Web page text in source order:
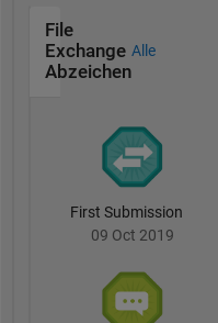
File
Exchange
Abzeichen
Alle
First Submission
09 Oct 2019